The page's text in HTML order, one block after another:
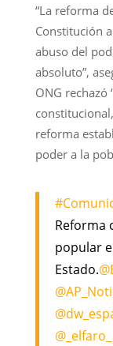
“La reforma
Constitución
abuso del
absoluto”,
ONG
reforma
poder a la
Reforma
popular
Estado.
@_elfaro_